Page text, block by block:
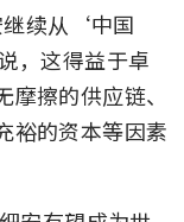
续从‘中国
，这得益于卓
擦的供应链、
裕的资本等因素